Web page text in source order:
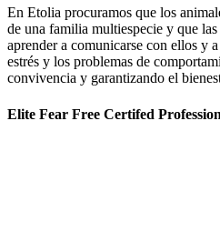
En Etolia procuramos que los
de una familia multiespecie y que
aprender a comunicarse con ellos y
estrés y los problemas de
convivencia y garantizando el
Elite Fear Free Certifed